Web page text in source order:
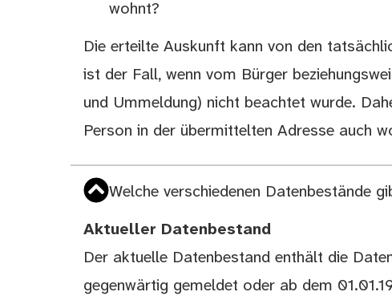
wohnt?
Die erteilte Auskunft kann von den
ist der Fall, wenn vom Bürger
und Ummeldung) nicht beachtet wurde.
Person in der übermittelten Adresse auch
Welche verschiedenen Datenbestände
Aktueller Datenbestand
Der aktuelle Datenbestand enthält die
gegenwärtig gemeldet oder ab dem